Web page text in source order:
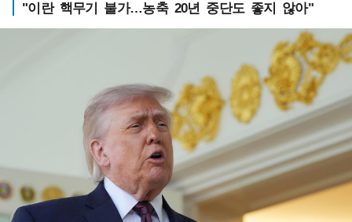
"이란 핵무기 불가…농축 20년 중단도 좋지 않아"